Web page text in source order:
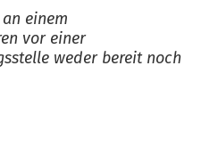
einem
vor einer
weder bereit noch